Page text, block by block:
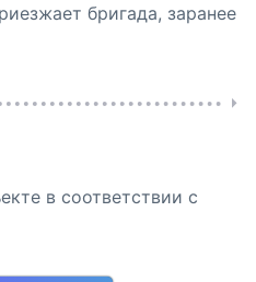
бригада, заранее
в соответствии с